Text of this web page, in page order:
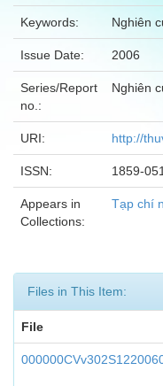
Keywords: Nghiên
Issue Date: 2006
Series/Report
no.:
Nghiên
URI: http://
ISSN: 1859-
Appears in
Collections:
Tạp chí
Files in This Item:
File